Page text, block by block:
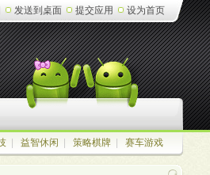
发送到桌面 提交应用 设为首页
益智休闲 策略棋牌 赛车游戏